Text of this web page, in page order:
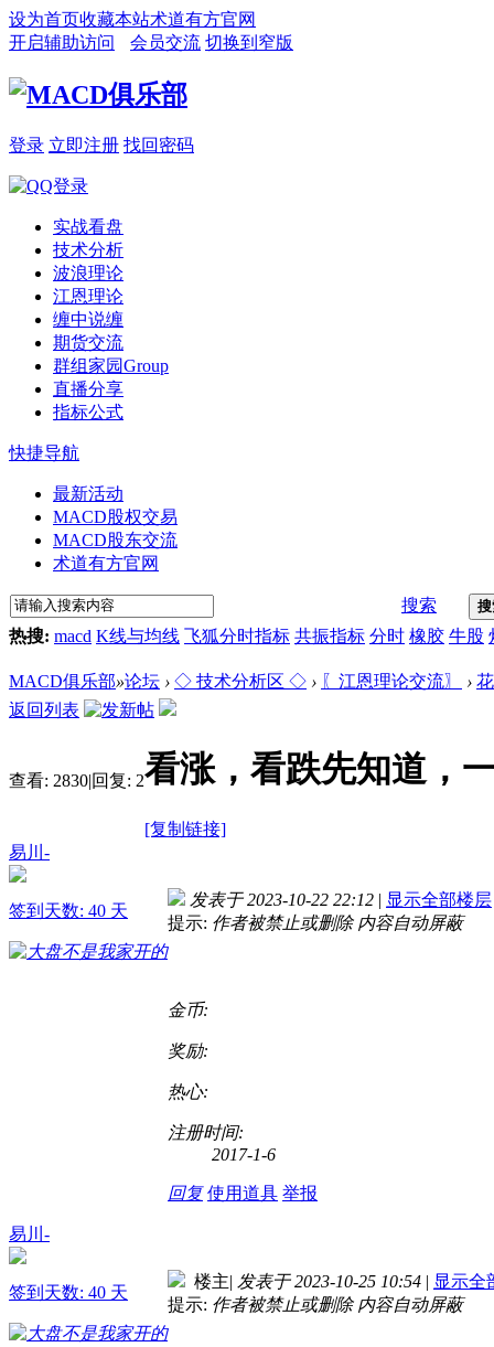
设为首页收藏本站术道有方官网
开启辅助访问
会员交流 切换到窄版
登录 立即注册 找回密码
实战看盘
技术分析
波浪理论
江恩理论
缠中说缠
期货交流
群组家园Group
直播分享
指标公式
快捷导航
最新活动
MACD股权交易
MACD股东交流
术道有方官网
搜索
热搜: macd K线与均线 飞狐分时指标 共振指标 分时 橡胶 牛股
MACD俱乐部»论坛 › ◇ 技术分析区 ◇ › 〖江恩理论交流〗 ›
返回列表
查看: 2830|回复: 2看涨，看跌先知道，
[复制链接]
易川-
签到天数: 40 天
发表于 2023-10-22 22:12 | 显示全部楼层
提示: 作者被禁止或删除 内容自动屏蔽
金币:
奖励:
热心:
注册时间:
2017-1-6
回复 使用道具 举报
易川-
签到天数: 40 天
楼主| 发表于 2023-10-25 10:54 | 显示全
提示: 作者被禁止或删除 内容自动屏蔽